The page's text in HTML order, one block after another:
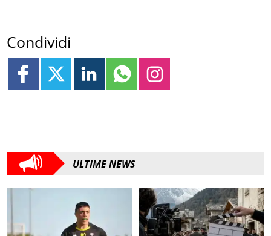
Condividi
ULTIME NEWS